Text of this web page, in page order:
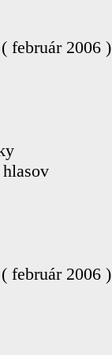
február 2006 )
február 2006 )